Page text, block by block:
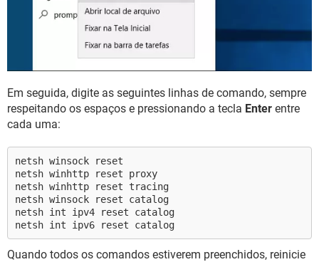
Em seguida, digite as seguintes linhas de comando, sempre
respeitando os espaços e pressionando a tecla Enter entre
cada uma:
netsh winsock reset
netsh winhttp reset proxy
netsh winhttp reset tracing
netsh winsock reset catalog
netsh int ipv4 reset catalog
netsh int ipv6 reset catalog
Quando todos os comandos estiverem preenchidos, reinicie